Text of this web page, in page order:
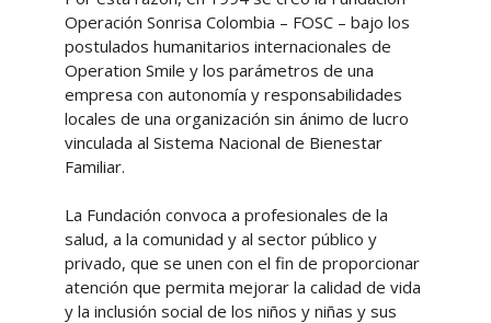
Operación Sonrisa Colombia – FOSC – bajo los
postulados humanitarios internacionales de
Operation Smile y los parámetros de una
empresa con autonomía y responsabilidades
locales de una organización sin ánimo de lucro
vinculada al Sistema Nacional de Bienestar
Familiar.
La Fundación convoca a profesionales de la
salud, a la comunidad y al sector público y
privado, que se unen con el fin de proporcionar
atención que permita mejorar la calidad de vida
y la inclusión social de los niños y niñas y sus